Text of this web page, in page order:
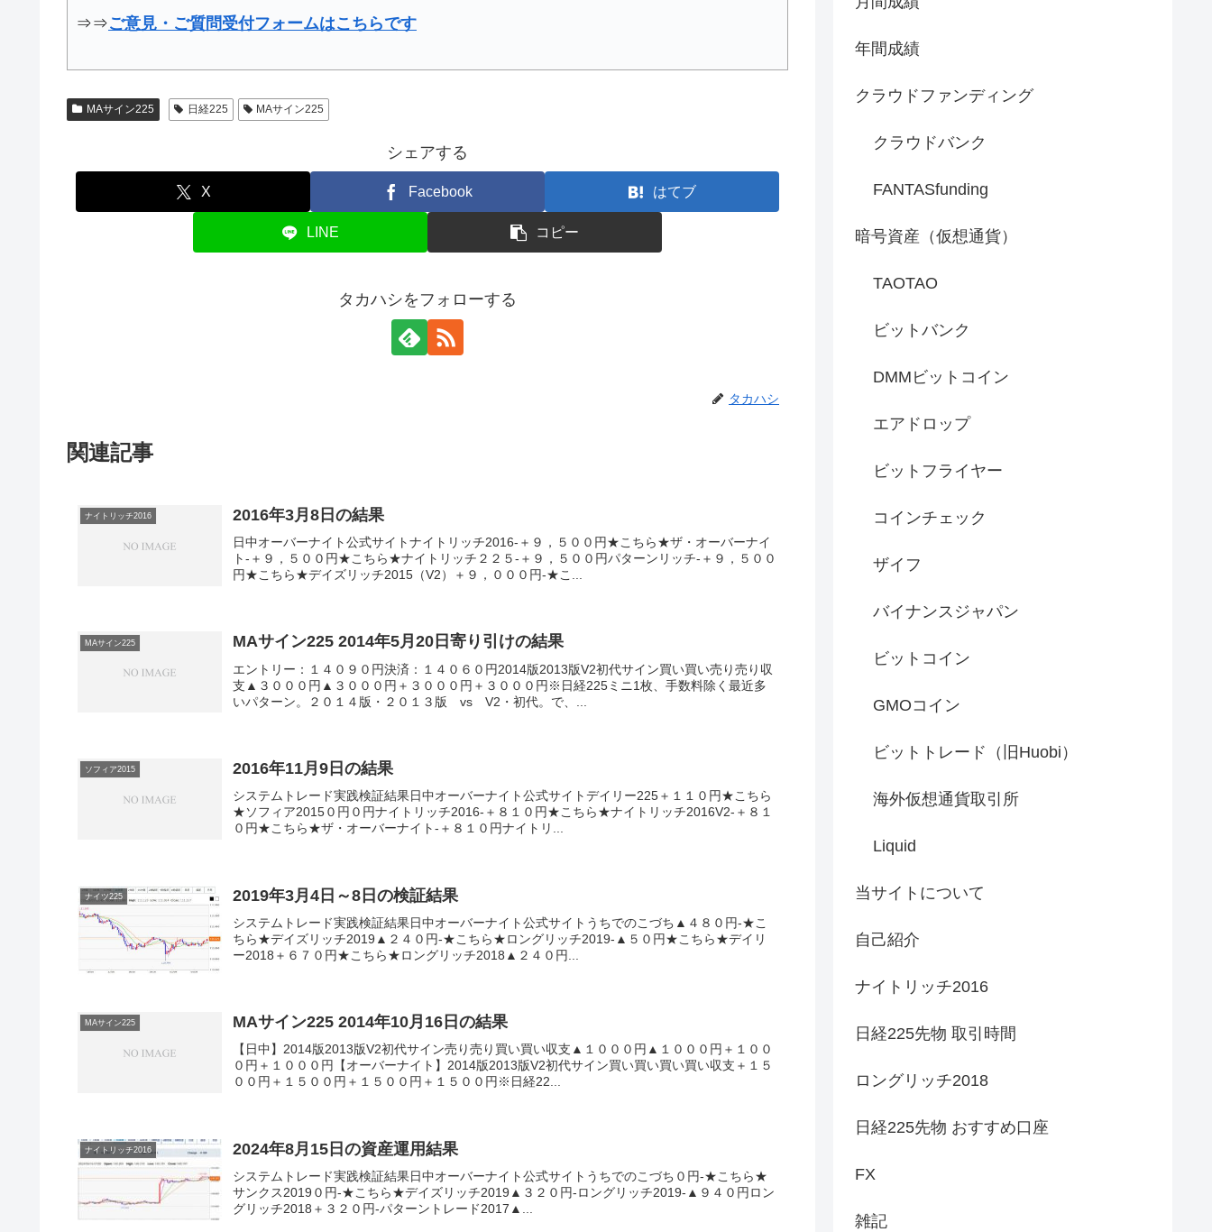
⇒⇒ご意見・ご質問受付フォームはこちらです
MAサイン225 日経225 MAサイン225
シェアする
X Facebook はてブ
LINE コピー
タカハシをフォローする
タカハシ
関連記事
ナイトリッチ2016 2016年3月8日の結果
日中オーバーナイト公式サイトナイトリッチ2016-＋９，５００円★こちら★ザ・オーバーナイ
ト-＋９，５００円★こちら★ナイトリッチ２２５-＋９，５００円パターンリッチ-＋９，５００
円★こちら★デイズリッチ2015（V2）＋９，０００円-★こ...
MAサイン225 MAサイン225 2014年5月20日寄り引けの結果
エントリー：１４０９０円決済：１４０６０円2014版2013版V2初代サイン買い買い売り売り収
支▲３０００円▲３０００円＋３０００円＋３０００円※日経225ミニ1枚、手数料除く最近多
いパターン。２０１４版・２０１３版 vs V2・初代。で、...
ソフィア2015 2016年11月9日の結果
システムトレード実践検証結果日中オーバーナイト公式サイトデイリー225＋１１０円★こちら
★ソフィア2015０円０円ナイトリッチ2016-＋８１０円★こちら★ナイトリッチ2016V2-＋８１
０円★こちら★ザ・オーバーナイト-＋８１０円ナイトリ...
ナイツ225 2019年3月4日～8日の検証結果
システムトレード実践検証結果日中オーバーナイト公式サイトうちでのこづち▲４８０円-★こ
ちら★デイズリッチ2019▲２４０円-★こちら★ロングリッチ2019-▲５０円★こちら★デイリ
ー2018＋６７０円★こちら★ロングリッチ2018▲２４０円...
MAサイン225 MAサイン225 2014年10月16日の結果
【日中】2014版2013版V2初代サイン売り売り買い買い収支▲１０００円▲１０００円＋１００
０円＋１０００円【オーバーナイト】2014版2013版V2初代サイン買い買い買い買い収支＋１５
００円＋１５００円＋１５００円＋１５００円※日経22...
ナイトリッチ2016 2024年8月15日の資産運用結果
システムトレード実践検証結果日中オーバーナイト公式サイトうちでのこづち０円-★こちら★
サンクス2019０円-★こちら★デイズリッチ2019▲３２０円-ロングリッチ2019-▲９４０円ロン
グリッチ2018＋３２０円-パターントレード2017▲...
年間成績
クラウドファンディング
クラウドバンク
FANTASfunding
暗号資産（仮想通貨）
TAOTAO
ビットバンク
DMMビットコイン
エアドロップ
ビットフライヤー
コインチェック
ザイフ
バイナンスジャパン
ビットコイン
GMOコイン
ビットトレード（旧Huobi）
海外仮想通貨取引所
Liquid
当サイトについて
自己紹介
ナイトリッチ2016
日経225先物 取引時間
ロングリッチ2018
日経225先物 おすすめ口座
FX
雑記